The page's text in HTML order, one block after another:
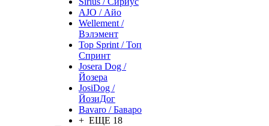
AJO / Айо
Wellement /
Вэлэмент
Top Sprint / Топ
Спринт
Josera Dog /
Йозера
JosiDog /
ЙозиДог
Bavaro / Баваро
+ ЕЩЕ 18